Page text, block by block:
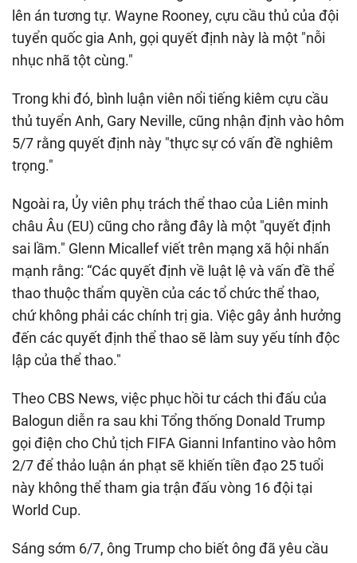
lên án tương tự. Wayne Rooney, cựu cầu thủ của đội
tuyển quốc gia Anh, gọi quyết định này là một "nỗi
nhục nhã tột cùng."
Trong khi đó, bình luận viên nổi tiếng kiêm cựu cầu
thủ tuyển Anh, Gary Neville, cũng nhận định vào hôm
5/7 rằng quyết định này "thực sự có vấn đề nghiêm
trọng."
Ngoài ra, Ủy viên phụ trách thể thao của Liên minh
châu Âu (EU) cũng cho rằng đây là một "quyết định
sai lầm." Glenn Micallef viết trên mạng xã hội nhấn
mạnh rằng: “Các quyết định về luật lệ và vấn đề thể
thao thuộc thẩm quyền của các tổ chức thể thao,
chứ không phải các chính trị gia. Việc gây ảnh hưởng
đến các quyết định thể thao sẽ làm suy yếu tính độc
lập của thể thao."
Theo CBS News, việc phục hồi tư cách thi đấu của
Balogun diễn ra sau khi Tổng thống Donald Trump
gọi điện cho Chủ tịch FIFA Gianni Infantino vào hôm
2/7 để thảo luận án phạt sẽ khiến tiền đạo 25 tuổi
này không thể tham gia trận đấu vòng 16 đội tại
World Cup.
Sáng sớm 6/7, ông Trump cho biết ông đã yêu cầu